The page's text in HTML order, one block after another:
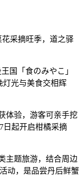
花采摘旺季，道之驿
国「食のみやこ」
灯光与美食交相辉
体验，游客可亲手挖
日起开启柑橘采摘
主题旅游，结合周边
动，是品尝丹后鲜蟹